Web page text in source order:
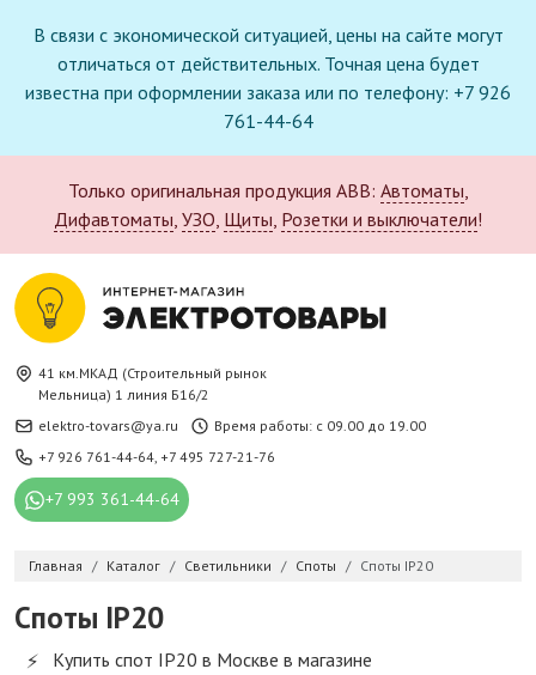
В связи с экономической ситуацией, цены на сайте могут
отличаться от действительных. Точная цена будет
известна при оформлении заказа или по телефону: +7 926
761-44-64
Только оригинальная продукция ABB: Автоматы,
Дифавтоматы, УЗО, Щиты, Розетки и выключатели!
41 км.МКАД (Строительный рынок
Мельница) 1 линия Б16/2
elektro-tovars@ya.ru
Время работы: с 09.00 до 19.00
+7 926 761-44-64, +7 495 727-21-76
+7 993 361-44-64
Главная Каталог Светильники Споты Споты IP20
Споты IP20
Купить спот IP20 в Москве в магазине